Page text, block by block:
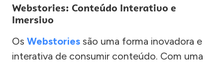
Webstories: Conteúdo Interativo e
Imersivo
Os Webstories são uma forma inovadora e
interativa de consumir conteúdo. Com uma